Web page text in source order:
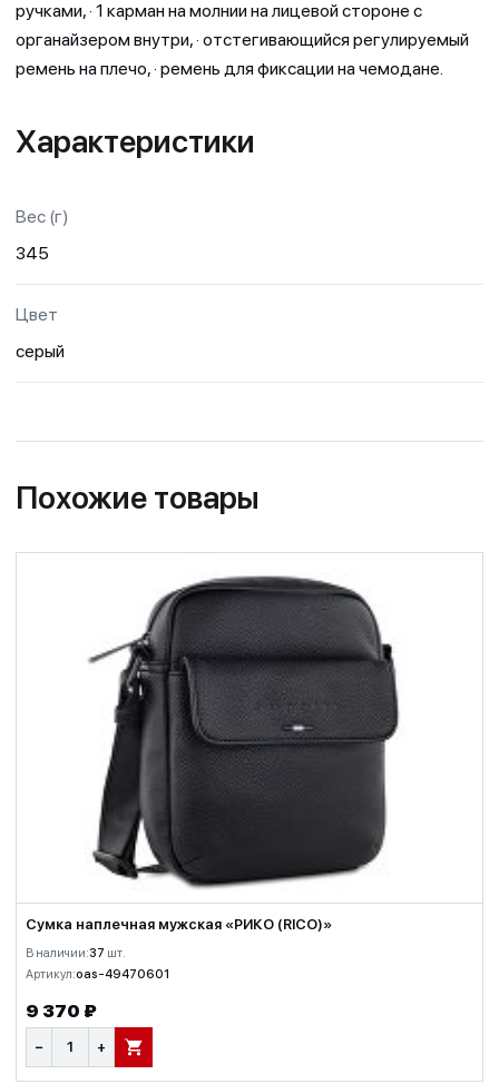
ручками, · 1 карман на молнии на лицевой стороне с
органайзером внутри, · отстегивающийся регулируемый
ремень на плечо, · ремень для фиксации на чемодане.
Характеристики
Вес (г)
345
Цвет
серый
Похожие товары
Сумка наплечная мужская «РИКО (RICO)»
В наличии:37 шт.
Артикул:oas-49470601
9 370 ₽
− + В КОРЗИНУ